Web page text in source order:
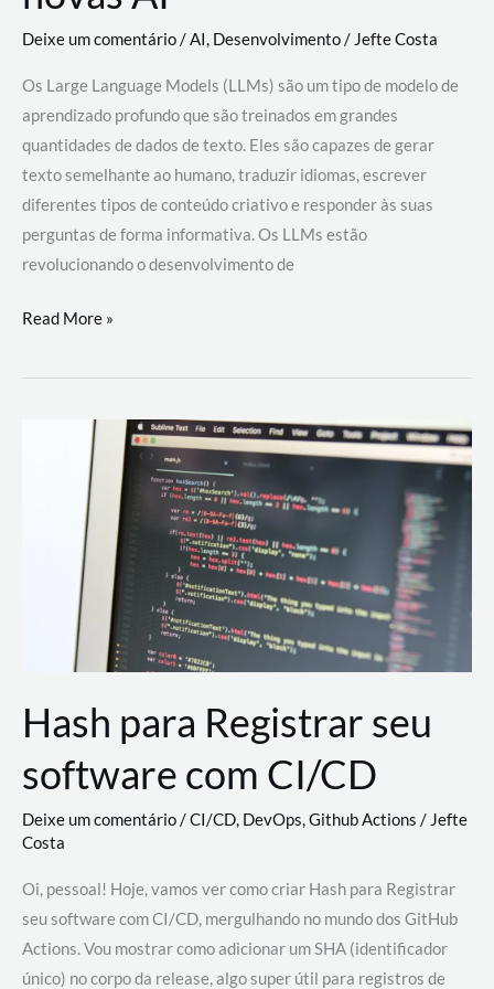
Deixe um comentário/AI, Desenvolvimento/ Jefte Costa
Os Large Language Models (LLMs) são um tipo de modelo de
aprendizado profundo que são treinados em grandes
quantidades de dados de texto. Eles são capazes de gerar
texto semelhante ao humano, traduzir idiomas, escrever
diferentes tipos de conteúdo criativo e responder às suas
perguntas de forma informativa. Os LLMs estão
revolucionando o desenvolvimento de
Large
Models
revolucionando
desenvolvimento
Read More »
Hash para Registrar seu
software com CI/CD
Deixe um comentário/CI/CD, DevOps,Github Actions /Jefte
Costa
Oi, pessoal! Hoje, vamos ver como criar Hash para Registrar
seu software com CI/CD, mergulhando no mundo dos GitHub
Actions. Vou mostrar como adicionar um SHA (identificador
único) no corpo da release, algo super útil para registros de